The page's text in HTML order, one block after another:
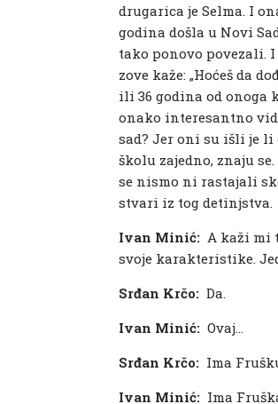
drugarica je Selma. I
godina došla u Novi
tako ponovo povezali.
zove kaže: „Hoćeš da
ili 36 godina od onoga
onako interesantno
sad? Jer oni su išli je
školu zajedno, znaju
se nismo ni rastajali
stvari iz tog detinjstva.
Ivan Minić: A kaži mi
svoje karakteristike.
Srđan Krčo: Da.
Ivan Minić: Ovaj…
Srđan Krčo: Ima
Ivan Minić: Ima